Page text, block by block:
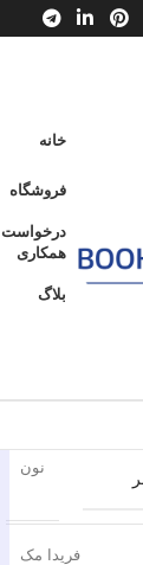
خانه
فروشگاه
درخواست
همکاری
بلاگ
پنهان
بیوه
نون
فریدا مک